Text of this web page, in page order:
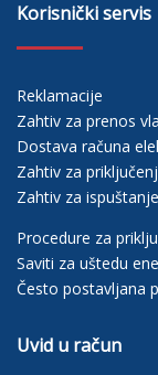
Korisnički servis
Reklamacije
Zahtiv za prenos
Dostava računa
Zahtiv za
Zahtiv za
Procedure za
Saviti za uštedu
Često postavljana
Uvid u račun